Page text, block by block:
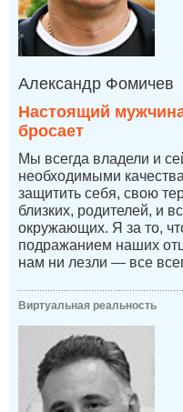
Александр Фомичев
Настоящий
бросает
Мы всегда владели и
необходимыми
защитить себя, свою
близких, родителей, и
окружающих. Я за то,
подражанием наших
нам ни лезли — все
Виртуальная реальность